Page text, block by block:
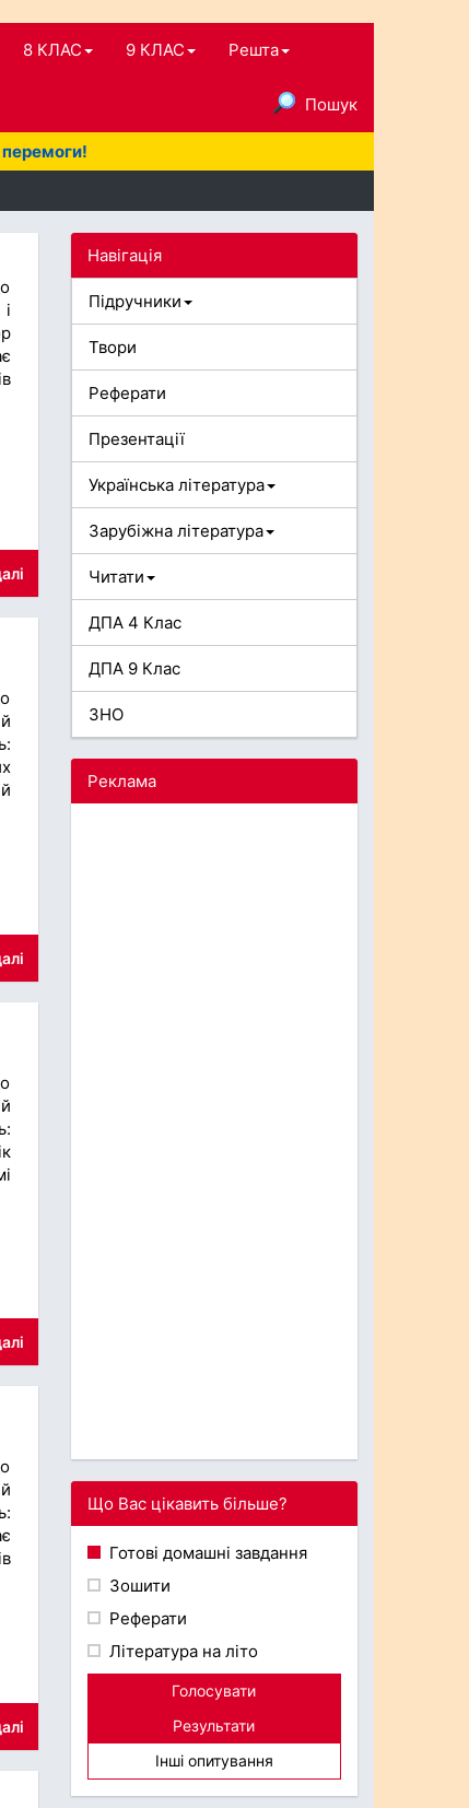
8 КЛАС 9 КЛАС Решта
Пошук
Навігація
Підручники
Твори
Реферати
Презентації
Українська література
Зарубіжна література
Читати
ДПА 4 Клас
ДПА 9 Клас
ЗНО
Реклама
Що Вас цікавить більше?
Готові домашні завдання
Зошити
Реферати
Література на літо
Голосувати
Результати
Інші опитування